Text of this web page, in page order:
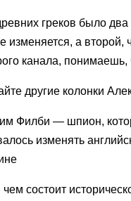
греков было
изменяется, а
канала,
другие колонки
Филби — шпион,
изменять
состоит